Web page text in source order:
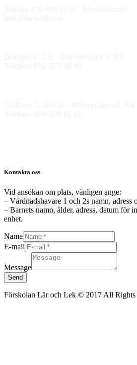
Kontakta oss
Vid ansökan om plats, vänligen ange:
– Vårdnadshavare 1 och 2s namn, adress
– Barnets namn, ålder, adress, datum för
enhet.
Name
E-mail
Message
Send
Förskolan Lär och Lek © 2017 All Rights